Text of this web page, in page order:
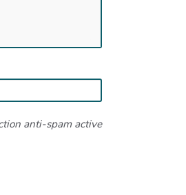
anti-spam active